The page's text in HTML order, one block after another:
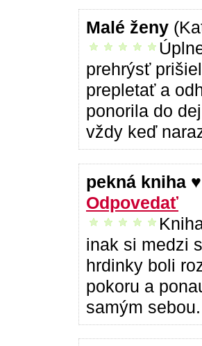
Malé ženy
vrelo odporúčam
prehrýsť
prepletať a
ponorila do
vždy keď
pekná kniha
Odpovedať
vrelo odporúčam
inak si medzi
hrdinky boli
pokoru a
samým